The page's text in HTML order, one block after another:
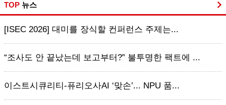
TOP 뉴스
[ISEC 2026] 대미를 장식할 컨퍼런스 주제는...
“조사도 안 끝났는데 보고부터?” 불투명한 팩트에 ...
이스트시큐리티-퓨리오사AI ‘맞손’... NPU 품...